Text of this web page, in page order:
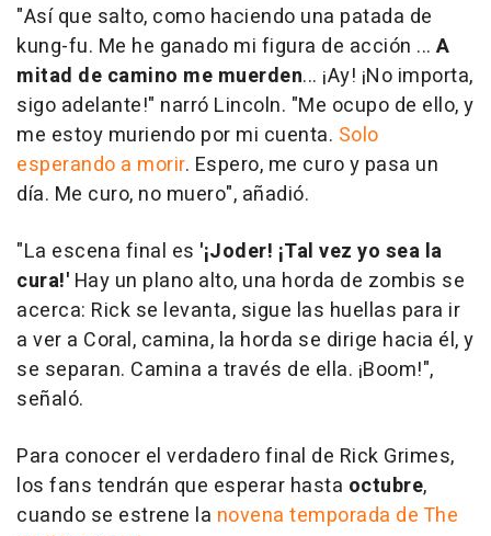
"Así que salto, como haciendo una patada de
kung-fu. Me he ganado mi figura de acción ... A
mitad de camino me muerden... ¡Ay! ¡No importa,
sigo adelante!" narró Lincoln. "Me ocupo de ello, y
me estoy muriendo por mi cuenta. Solo
esperando a morir. Espero, me curo y pasa un
día. Me curo, no muero", añadió.
"La escena final es '¡Joder! ¡Tal vez yo sea la
cura!' Hay un plano alto, una horda de zombis se
acerca: Rick se levanta, sigue las huellas para ir
a ver a Coral, camina, la horda se dirige hacia él, y
se separan. Camina a través de ella. ¡Boom!",
señaló.
Para conocer el verdadero final de Rick Grimes,
los fans tendrán que esperar hasta octubre,
cuando se estrene la novena temporada de The